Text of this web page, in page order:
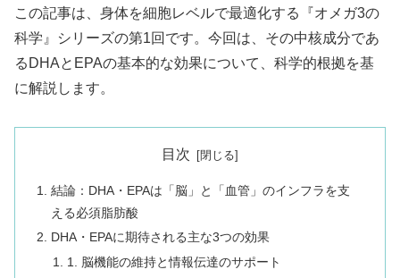
この記事は、身体を細胞レベルで最適化する『オメガ3の
科学』シリーズの第1回です。今回は、その中核成分であ
るDHAとEPAの基本的な効果について、科学的根拠を基
に解説します。
目次
結論：DHA・EPAは「脳」と「血管」のインフラを支
える必須脂肪酸
DHA・EPAに期待される主な3つの効果
1. 脳機能の維持と情報伝達のサポート